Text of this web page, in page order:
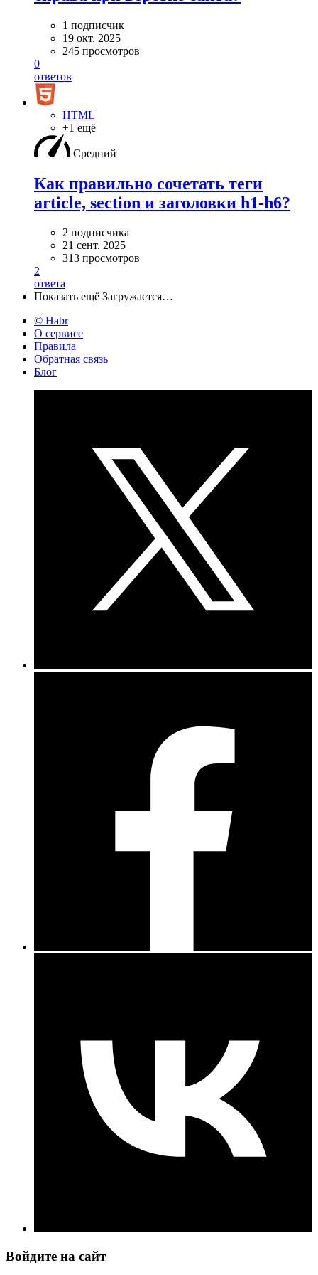
1 подписчик
19 окт. 2025
245 просмотров
0
ответов
HTML
+1 ещё
Средний
Как правильно сочетать теги
article, section и заголовки h1-h6?
2 подписчика
21 сент. 2025
313 просмотров
2
ответа
Показать ещё Загружается…
© Habr
О сервисе
Правила
Обратная связь
Блог
Войдите на сайт